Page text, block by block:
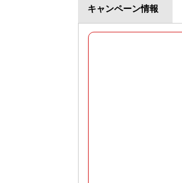
キャンペーン情報